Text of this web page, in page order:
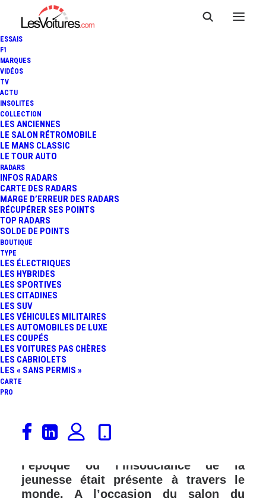
ESSAIS
F1
MARQUES
VIDÉOS
TV
ACTU
INSOLITES
COLLECTION
LES ANCIENNES
LE SALON RÉTROMOBILE
LE MANS CLASSIC
LE TOUR AUTO
RADARS
INFOS RADARS
CARTE DES RADARS
MARGE D’ERREUR DES RADARS
RÉCUPÉRER SES POINTS
TOP RADARS
SOLDE DE POINTS
BOUTIQUE
TYPE
LES ÉLECTRIQUES
LES HYBRIDES
LES SPORTIVES
LES CITADINES
LES SUV
LES VÉHICULES MILITAIRES
LES AUTOMOBILES DE LUXE
LES COUPÉS
LES VOITURES PAS CHÈRES
LES CABRIOLETS
LES « SANS PERMIS »
CARTE
PRO
VOLKSWAGEN COMBI T2 : DE
RETOUR EN LEGO À TAILLE
2 Minutes
Le Volkswagen Combi T2 est sûrement
le véhicule le plus tourné vers
l’époque où l’insouciance de la
jeunesse était présente à travers le
monde. A l’occasion du salon du